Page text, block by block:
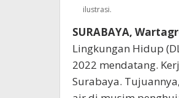
ilustrasi.
SURABAYA,
Lingkungan Hidup
2022 mendatang.
Surabaya.